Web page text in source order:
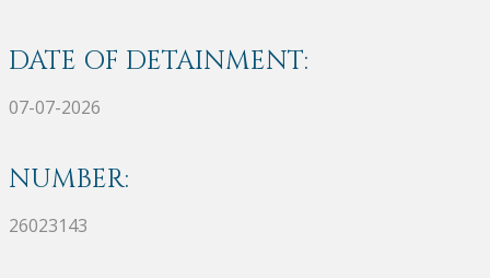
DATE OF DETAINMENT:
07-07-2026
NUMBER:
26023143